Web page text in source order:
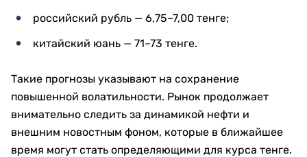
российский рубль — 6,75–7,00 тенге;
китайский юань — 71–73 тенге.
Такие прогнозы указывают на сохранение
повышенной волатильности. Рынок продолжает
внимательно следить за динамикой нефти и
внешним новостным фоном, которые в ближайшее
время могут стать определяющими для курса тенге.